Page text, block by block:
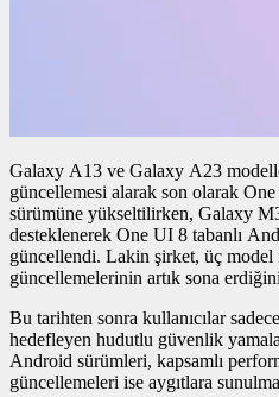
Galaxy A13 ve Galaxy A23
güncellemesi alarak son olarak
sürümüne yükseltilirken, Galaxy
desteklenerek One UI 8 tabanlı
güncellendi. Lakin şirket, üç
güncellemelerinin artık sona
Bu tarihten sonra kullanıcılar
hedefleyen hudutlu güvenlik
Android sürümleri, kapsamlı
güncellemeleri ise aygıtlara